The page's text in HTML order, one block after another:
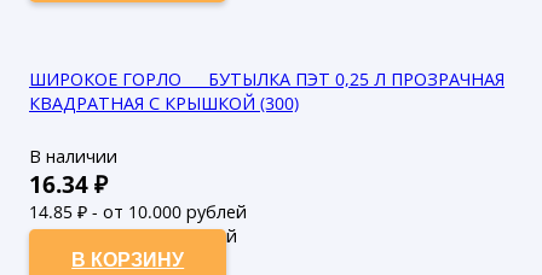
ШИРОКОЕ ГОРЛО___ БУТЫЛКА ПЭТ 0,25 Л ПРОЗРАЧНАЯ
КВАДРАТНАЯ С КРЫШКОЙ (300)
В наличии
16.34₽
14.85 ₽ - от 10.000 рублей
13.5₽ - от 50.000 рублей
В КОРЗИНУ